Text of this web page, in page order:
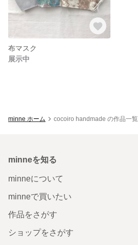
布マスク
展示中
minne ホーム cocoiro handmade の作品一覧
minneを知る
minneについて
minneで買いたい
作品をさがす
ショップをさがす